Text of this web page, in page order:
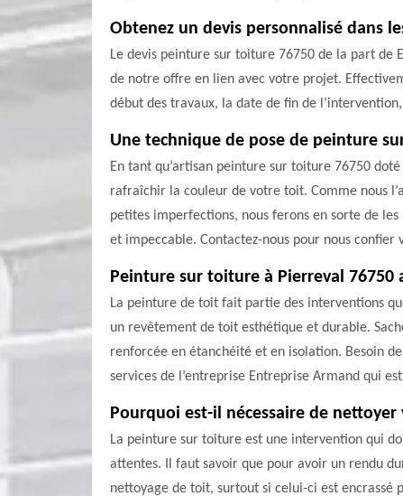
Obtenez un devis personnalisé dans
Le devis peinture sur toiture 76750 de la part de
de notre offre en lien avec votre projet.
début des travaux, la date de fin de
Une technique de pose de peinture
En tant qu’artisan peinture sur toiture 76750
rafraîchir la couleur de votre toit. Comme nous
petites imperfections, nous ferons en sorte de
et impeccable. Contactez-nous pour nous confier
Peinture sur toiture à Pierreval 76750
La peinture de toit fait partie des interventions
un revêtement de toit esthétique et durable.
renforcée en étanchéité et en isolation. Besoin
services de l’entreprise Entreprise Armand qui
Pourquoi est-il nécessaire de
La peinture sur toiture est une intervention qui
attentes. Il faut savoir que pour avoir un rendu
nettoyage de toit, surtout si celui-ci est encrassé